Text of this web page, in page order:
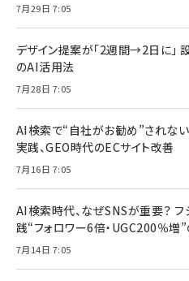
7月29日 7:05
デザイン提案が「2週間→2日に」
のAI活用法
7月28日 7:05
AI検索で“自社がお勧め”されな
実践、GEO時代のECサイト改善
7月16日 7:05
AI検索時代、なぜSNSが重要？ フ
践“フォロワー6倍・UGC200％増
7月14日 7:05